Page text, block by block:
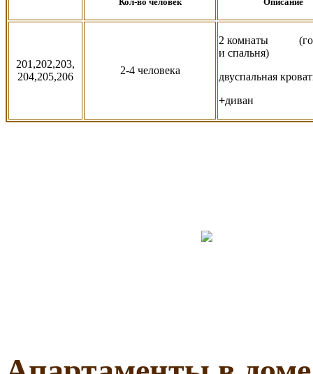
201,202,203,
204,205,206
2-4 человека
2 комнаты
и спальня)
двуспальная
+диван